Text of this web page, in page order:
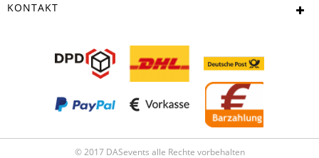
KONTAKT
© 2017 DASevents alle Rechte vorbehalten